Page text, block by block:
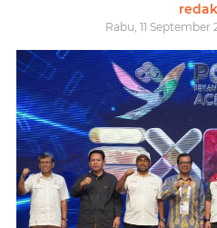
Rabu, 11 September